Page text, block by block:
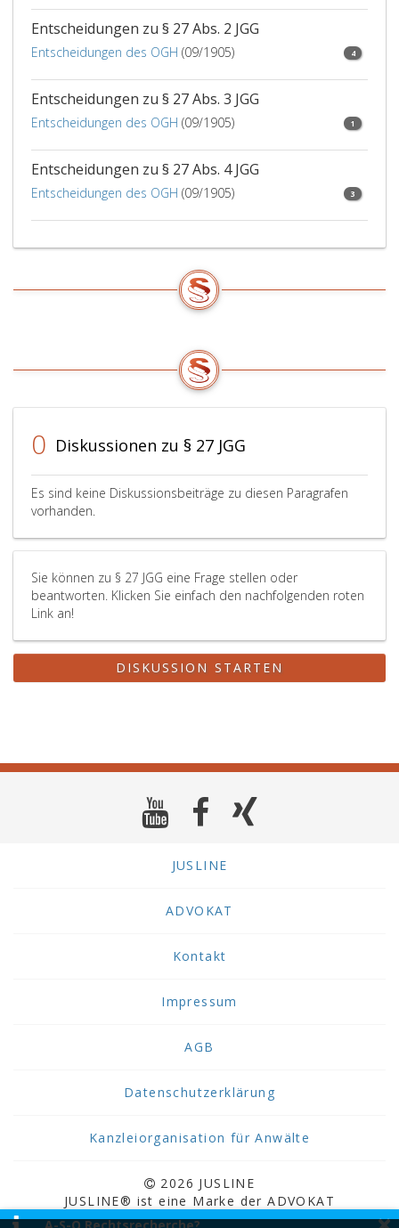
Entscheidungen zu § 27 Abs. 2 JGG
Entscheidungen des OGH (09/1905) 4
Entscheidungen zu § 27 Abs. 3 JGG
Entscheidungen des OGH (09/1905) 1
Entscheidungen zu § 27 Abs. 4 JGG
Entscheidungen des OGH (09/1905) 3
0 Diskussionen zu § 27 JGG
Es sind keine Diskussionsbeiträge zu diesen Paragrafen
vorhanden.
Sie können zu § 27 JGG eine Frage stellen oder
beantworten. Klicken Sie einfach den nachfolgenden roten
Link an!
DISKUSSION STARTEN
JUSLINE
ADVOKAT
Kontakt
Impressum
AGB
Datenschutzerklärung
Kanzleiorganisation für Anwälte
2026 JUSLINE
JUSLINE® ist eine Marke der ADVOKAT
Unternehmensberatung Greiter & Greiter GmbH.